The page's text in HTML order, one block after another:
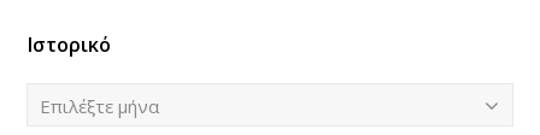
Ιστορικό
Ιστορικό
Επιλέξτε μήνα